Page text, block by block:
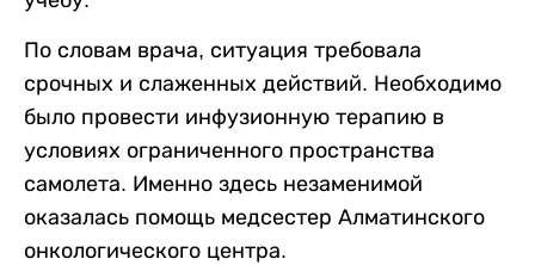
По словам врача, ситуация требовала
срочных и слаженных действий. Необходимо
было провести инфузионную терапию в
условиях ограниченного пространства
самолета. Именно здесь незаменимой
оказалась помощь медсестер Алматинского
онкологического центра.